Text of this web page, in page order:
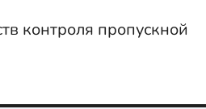
контроля пропускной